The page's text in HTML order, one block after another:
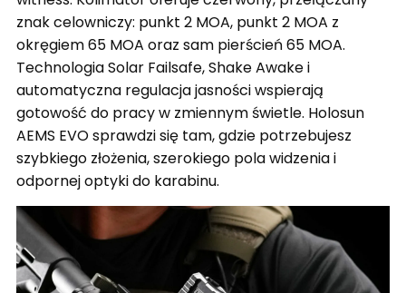
znak celowniczy: punkt 2 MOA, punkt 2 MOA z
okręgiem 65 MOA oraz sam pierścień 65 MOA.
Technologia Solar Failsafe, Shake Awake i
automatyczna regulacja jasności wspierają
gotowość do pracy w zmiennym świetle. Holosun
AEMS EVO sprawdzi się tam, gdzie potrzebujesz
szybkiego złożenia, szerokiego pola widzenia i
odpornej optyki do karabinu.